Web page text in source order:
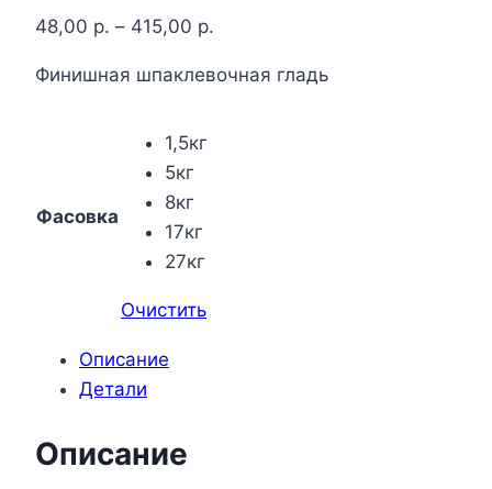
48,00 р. – 415,00 р.
Финишная шпаклевочная гладь
Фасовка
1,5кг
5кг
8кг
17кг
27кг
Очистить
Описание
Детали
Описание